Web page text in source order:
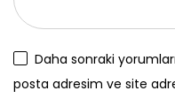
Daha sonraki
posta adresim ve site